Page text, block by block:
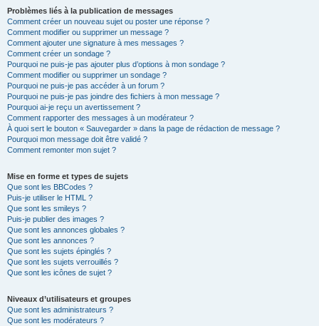
Problèmes liés à la publication de messages
Comment créer un nouveau sujet ou poster une réponse ?
Comment modifier ou supprimer un message ?
Comment ajouter une signature à mes messages ?
Comment créer un sondage ?
Pourquoi ne puis-je pas ajouter plus d’options à mon sondage ?
Comment modifier ou supprimer un sondage ?
Pourquoi ne puis-je pas accéder à un forum ?
Pourquoi ne puis-je pas joindre des fichiers à mon message ?
Pourquoi ai-je reçu un avertissement ?
Comment rapporter des messages à un modérateur ?
À quoi sert le bouton « Sauvegarder » dans la page de rédaction de message ?
Pourquoi mon message doit être validé ?
Comment remonter mon sujet ?
Mise en forme et types de sujets
Que sont les BBCodes ?
Puis-je utiliser le HTML ?
Que sont les smileys ?
Puis-je publier des images ?
Que sont les annonces globales ?
Que sont les annonces ?
Que sont les sujets épinglés ?
Que sont les sujets verrouillés ?
Que sont les icônes de sujet ?
Niveaux d’utilisateurs et groupes
Que sont les administrateurs ?
Que sont les modérateurs ?